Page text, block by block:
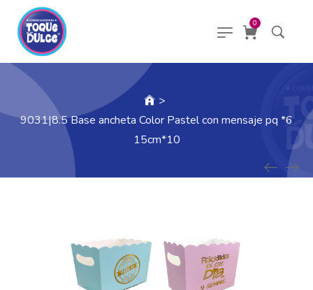
0
>
9031|8.5 Base ancheta Color Pastel con mensaje pq *6
15cm*10